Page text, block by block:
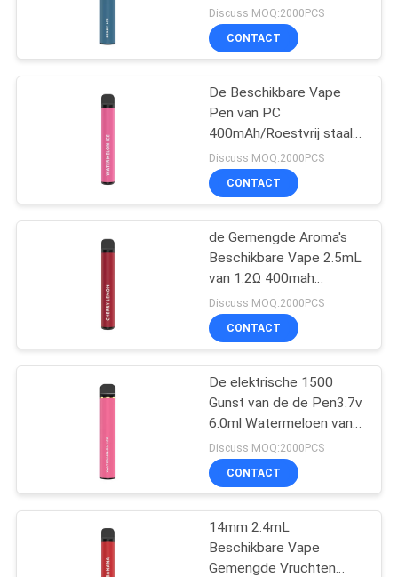
Beschikbare Vlakke
Vape Pen Pod
Beschikbare
Elektronische
Sigaret
16
Navulbare
Elektronische
Sigaret
11
disposable pod 6.0ml
1200mAh E
Discuss MOQ:2000PCS
CONTACT
De Beschikbare Vape
Pen van PC
400mAh/Roestvrij staal
Beschikbare E Sigaret
Discuss MOQ:2000PCS
CONTACT
de Gemengde Aroma's
Beschikbare Vape 2.5mL
van 1.2Ω 400mah
500puffs Fruit
Discuss MOQ:2000PCS
CONTACT
De elektrische 1500
Gunst van de de Pen3.7v
6.0ml Watermeloen van
Rookwolken Beschikbare
Vape
Discuss MOQ:2000PCS
CONTACT
14mm 2.4mL
Beschikbare Vape
Gemengde Vruchten